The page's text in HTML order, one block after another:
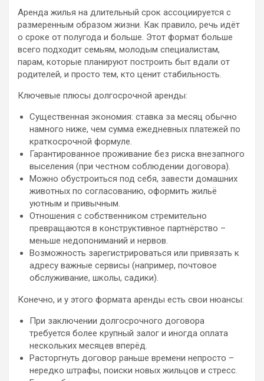
Аренда жилья на длительный срок ассоциируется с
размеренным образом жизни. Как правило, речь идёт
о сроке от полугода и больше. Этот формат больше
всего подходит семьям, молодым специалистам,
парам, которые планируют построить быт вдали от
родителей, и просто тем, кто ценит стабильность.
Ключевые плюсы долгосрочной аренды:
Существенная экономия: ставка за месяц обычно
намного ниже, чем сумма ежедневных платежей по
краткосрочной формуле.
Гарантированное проживание без риска внезапного
выселения (при честном соблюдении договора).
Можно обустроиться под себя, завести домашних
животных по согласованию, оформить жильё
уютным и привычным.
Отношения с собственником стремительно
превращаются в конструктивное партнёрство –
меньше недопониманий и нервов.
Возможность зарегистрироваться или привязать к
адресу важные сервисы (например, почтовое
обслуживание, школы, садики).
Конечно, и у этого формата аренды есть свои нюансы:
При заключении долгосрочного договора
требуется более крупный залог и иногда оплата
нескольких месяцев вперёд.
Расторгнуть договор раньше времени непросто –
нередко штрафы, поиски новых жильцов и стресс.